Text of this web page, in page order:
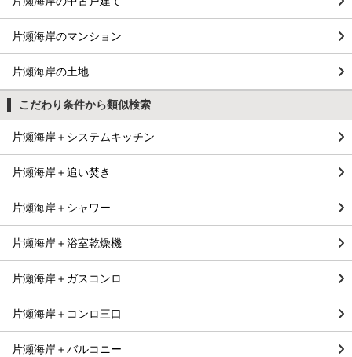
片瀬海岸のマンション
片瀬海岸の土地
こだわり条件から類似検索
片瀬海岸＋システムキッチン
片瀬海岸＋追い焚き
片瀬海岸＋シャワー
片瀬海岸＋浴室乾燥機
片瀬海岸＋ガスコンロ
片瀬海岸＋コンロ三口
片瀬海岸＋バルコニー